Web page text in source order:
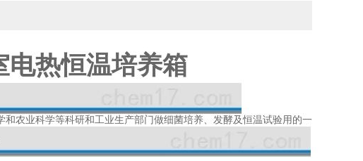
电热恒温培养箱
农业科学等科研和工业生产部门做细菌培养、发酵及恒温试验用的一